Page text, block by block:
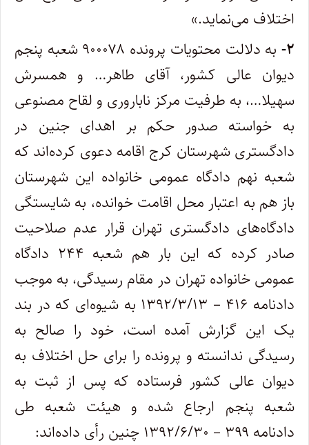
اختلاف می‌نماید.»
۲-
به دلالت محتویات پرونده ۹۰۰۰۷۸ شعبه پنجم
دیوان‌ عالی‌ کشور، آقای طاهر… و همسرش
سهیلا…، به طرفیت مرکز ناباروری و لقاح مصنوعی
به خواسته صدور حکم بر اهدای جنین در
دادگستری شهرستان کرج اقامه دعوی کرده‌اند که
شعبه نهم دادگاه عمومی خانواده این شهرستان
باز هم به اعتبار محل اقامت خوانده، به شایستگی
دادگاه‌های دادگستری تهران قرار عدم صلاحیت
صادر کرده که این بار هم شعبه ۲۴۴ دادگاه
عمومی خانواده تهران در مقام رسیدگی، به موجب
دادنامه ۴۱۶ – ۱۳۹۲/۳/۱۳ به شیوه‌ای که در بند
یک این گزارش آمده است، خود را صالح به
رسیدگی ندانسته و پرونده را برای حل‌ اختلاف به
دیوان عالی کشور فرستاده که پس از ثبت به
شعبه پنجم ارجاع شده و هیئت شعبه طی
دادنامه ۳۹۹ – ۱۳۹۲/۶/۳۰ چنین رأی داده‌اند: